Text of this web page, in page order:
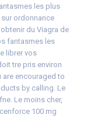
les plus
ordonnance
du Viagra de
fantasmes les
librer vos
tre pris environ
are encouraged to
by calling. Le
Le moins cher,
100 mg